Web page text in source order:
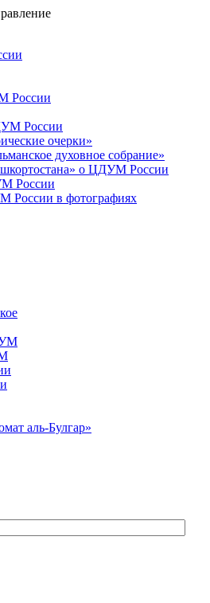
России
России
очерки»
духовное собрание»
о ЦДУМ России
России
России в фотографиях
аль-Булгар»